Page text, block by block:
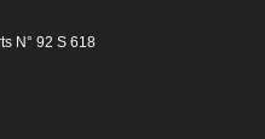
N° 92 S 618